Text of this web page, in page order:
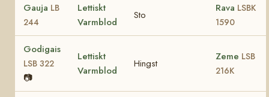
Gauja LB
244
Lettiskt
Varmblod
Sto
Rava LSBK
1590
Godigais
LSB 322
📷
Lettiskt
Varmblod
Hingst
Zeme LSB
216K